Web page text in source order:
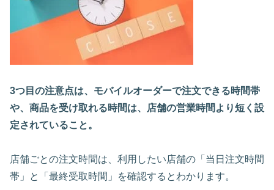
3つ目の注意点は、モバイルオーダーで注文できる時間帯
や、商品を受け取れる時間は、店舗の営業時間より短く設
定されていること。
店舗ごとの注文時間は、利用したい店舗の「当日注文時間
帯」と「最終受取時間」を確認するとわかります。